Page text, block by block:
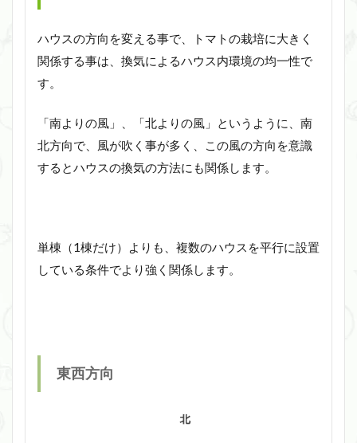
ハウスの方向を変える事で、トマトの栽培に大きく
関係する事は、換気によるハウス内環境の均一性で
す。
「南よりの風」、「北よりの風」というように、南
北方向で、風が吹く事が多く、この風の方向を意識
するとハウスの換気の方法にも関係します。
単棟（1棟だけ）よりも、複数のハウスを平行に設置
している条件でより強く関係します。
東西方向